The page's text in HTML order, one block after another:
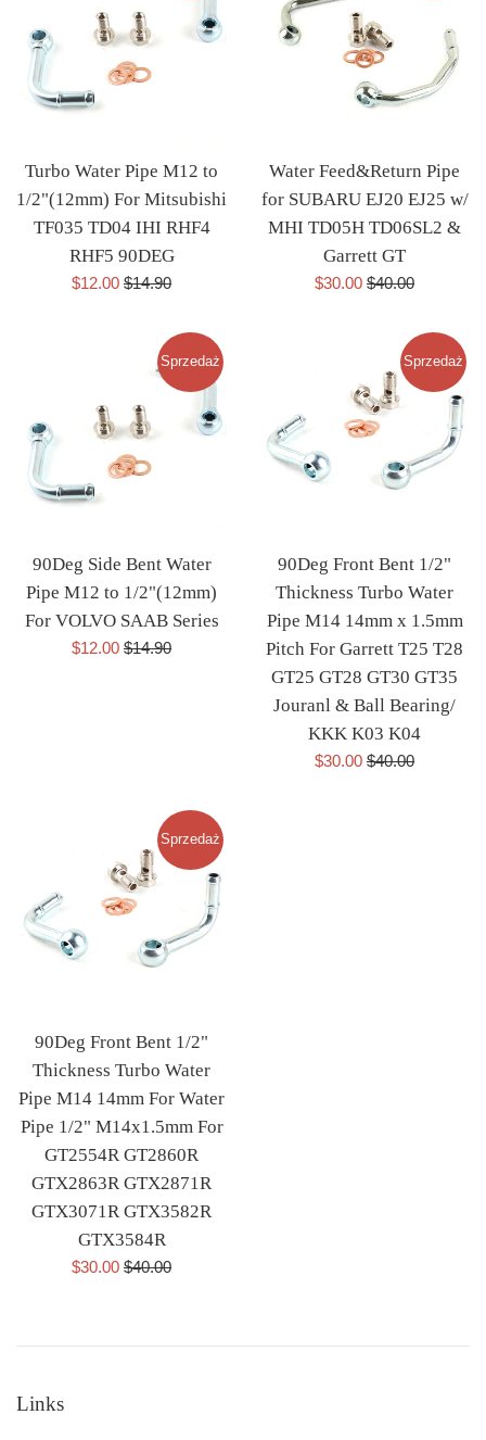
Turbo Water Pipe M12 to
1/2"(12mm) For Mitsubishi
TF035 TD04 IHI RHF4
RHF5 90DEG
Cena
$12.00 Cena
$14.90
Water Feed&Return Pipe
for SUBARU EJ20 EJ25 w/
MHI TD05H TD06SL2 &
Garrett GT
Cena
$30.00 Cena
$40.00
90Deg Side Bent Water
Pipe M12 to 1/2"(12mm)
For VOLVO SAAB Series
Cena
$12.00 Cena
$14.90
Sprzedaż
90Deg Front Bent 1/2"
Thickness Turbo Water
Pipe M14 14mm x 1.5mm
Pitch For Garrett T25 T28
GT25 GT28 GT30 GT35
Jouranl & Ball Bearing/
KKK K03 K04
Cena
$30.00 Cena
$40.00
Sprzedaż
90Deg Front Bent 1/2"
Thickness Turbo Water
Pipe M14 14mm For Water
Pipe 1/2" M14x1.5mm For
GT2554R GT2860R
GTX2863R GTX2871R
GTX3071R GTX3582R
GTX3584R
Cena
$30.00 Cena
$40.00
Sprzedaż
Links